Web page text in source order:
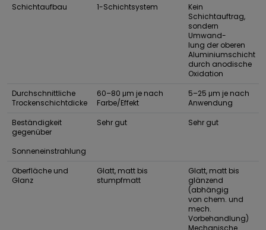
Schichtaufbau
1-Schichtsystem
Kein
Schichtauftrag,
sondern
Umwand-
lung der oberen
Aluminiumschicht
durch anodische
Oxidation
Durchschnittliche
Trockenschichtdicke
60–80 μm je nach
Farbe/Effekt
5–25 μm je nach
Anwendung
Beständigkeit
gegenüber
Sonneneinstrahlung
Sehr gut Sehr gut
Oberfläche und
Glanz
Glatt, matt bis
stumpfmatt
Glatt, matt bis
glänzend
(abhängig
von chem. und
mech.
Vorbehandlung)
Mechanische